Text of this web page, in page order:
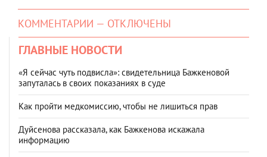
КОММЕНТАРИИ — ОТКЛЮЧЕНЫ
ГЛАВНЫЕ НОВОСТИ
«Я сейчас чуть подвисла»: свидетельница Бажкеновой
запуталась в своих показаниях в суде
Как пройти медкомиссию, чтобы не лишиться прав
Дуйсенова рассказала, как Бажкенова искажала
информацию